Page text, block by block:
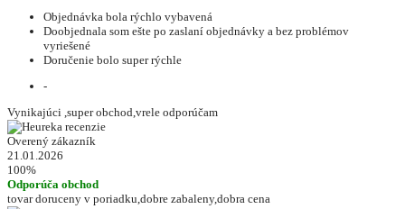
Objednávka bola rýchlo vybavená
Doobjednala som ešte po zaslaní objednávky a bez problémov
vyriešené
Doručenie bolo super rýchle
-
Vynikajúci ,super obchod,vrele odporúčam
Overený zákazník
21.01.2026
100%
Odporúča obchod
tovar doruceny v poriadku,dobre zabaleny,dobra cena